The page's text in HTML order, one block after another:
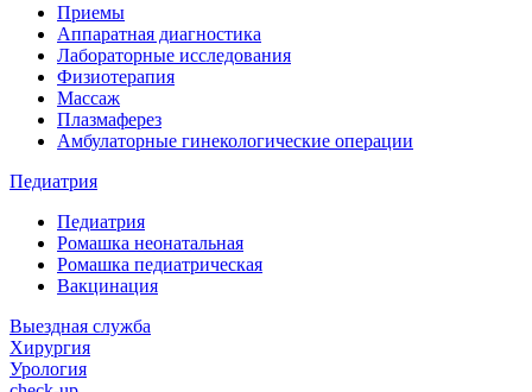
Приемы
Аппаратная диагностика
Лабораторные исследования
Физиотерапия
Массаж
Плазмаферез
Амбулаторные гинекологические операции
Педиатрия
Педиатрия
Ромашка неонатальная
Ромашка педиатрическая
Вакцинация
Выездная служба
Хирургия
Урология